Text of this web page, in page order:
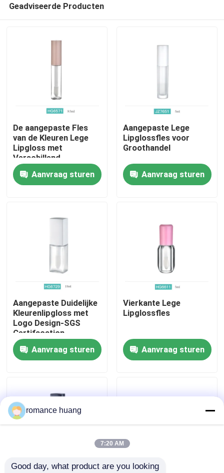
Thuis
Over ons
Kwaliteitscontrole
Contacteer ons
Kosmetische Fles Zonder lucht
Kosmetische Roomkruik
Geadviseerde Producten
De aangepaste Fles
van de Kleuren Lege
Lipgloss met
Verschillend
Instrumenten en
Serigrafieembleem
Aanvraag sturen
Aangepaste Lege
Lipglossfles voor
Groothandel
Aanvraag sturen
Aangepaste Duidelijke
Kleurenlipgloss met
Logo Design-SGS
Certifacation
Aanvraag sturen
Vierkante Lege
Lipglossfles
Aanvraag sturen
romance huang
7:20 AM
Good day, what product are you looking